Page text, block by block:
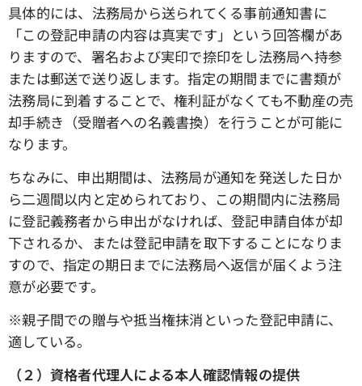
具体的には、法務局から送られてくる事前通知書に
「この登記申請の内容は真実です」という回答欄があ
りますので、署名および実印で捺印をし法務局へ持参
または郵送で送り返します。指定の期間までに書類が
法務局に到着することで、権利証がなくても不動産の売
却手続き（受贈者への名義書換）を行うことが可能に
なります。
ちなみに、申出期間は、法務局が通知を発送した日か
ら二週間以内と定められており、この期間内に法務局
に登記義務者から申出がなければ、登記申請自体が却
下されるか、または登記申請を取下することになりま
すので、指定の期日までに法務局へ返信が届くよう注
意が必要です。
※親子間での贈与や抵当権抹消といった登記申請に、
適している。
（２）資格者代理人による本人確認情報の提供